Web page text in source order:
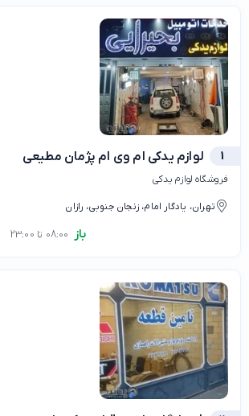
1 لوازم یدکی ام وی ام پژمان مطیعی
فروشگاه لوازم یدکی
تهران، یادگار امام، زنجان جنوبی، رازان
باز